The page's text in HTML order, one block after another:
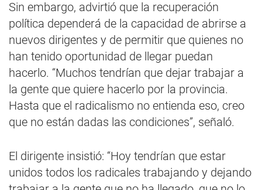
Sin embargo, advirtió que la recuperación
política dependerá de la capacidad de abrirse a
nuevos dirigentes y de permitir que quienes no
han tenido oportunidad de llegar puedan
hacerlo. “Muchos tendrían que dejar trabajar a
la gente que quiere hacerlo por la provincia.
Hasta que el radicalismo no entienda eso, creo
que no están dadas las condiciones”, señaló.
El dirigente insistió: “Hoy tendrían que estar
unidos todos los radicales trabajando y dejando